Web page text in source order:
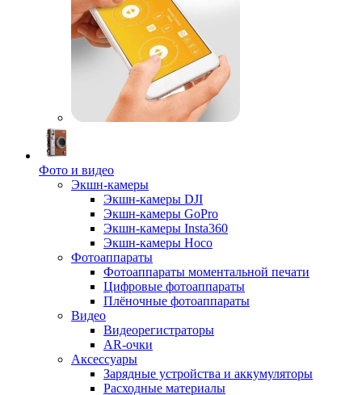
Фото и видео
Экшн-камеры
Экшн-камеры DJI
Экшн-камеры GoPro
Экшн-камеры Insta360
Экшн-камеры Hoco
Фотоаппараты
Фотоаппараты моментальной печати
Цифровые фотоаппараты
Плёночные фотоаппараты
Видео
Видеорегистраторы
AR-очки
Аксессуары
Зарядные устройства и аккумуляторы
Расходные материалы